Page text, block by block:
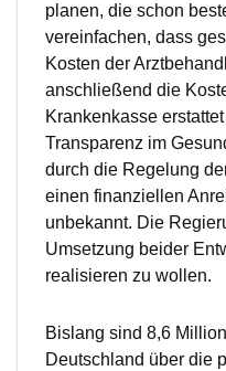
planen, die schon
vereinfachen, dass
Kosten der
anschließend die
Krankenkasse
Transparenz im
durch die Regelung
einen finanziellen
unbekannt. Die
Umsetzung beider
realisieren zu wollen.
Bislang sind 8,6
Deutschland über die